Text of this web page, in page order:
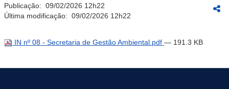
Publicação: 09/02/2026 12h22
Última modificação: 09/02/2026 12h22
IN nº 08 - Secretaria de Gestão Ambiental.pdf — 191.3 KB